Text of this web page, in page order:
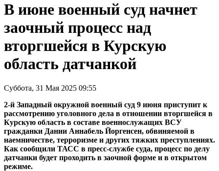
В июне военный суд начнет
заочный процесс над
вторгшейся в Курскую
область датчанкой
Суббота, 31 Мая 2025 09:55
2-й Западный окружной военный суд 9 июня приступит к
рассмотрению уголовного дела в отношении вторгшейся в
Курскую область в составе военнослужащих ВСУ
гражданки Дании Аннабель Йоргенсен, обвиняемой в
наемничестве, терроризме и других тяжких преступлениях.
Как сообщили ТАСС в пресс-службе суда, процесс по делу
датчанки будет проходить в заочной форме и в открытом
режиме.